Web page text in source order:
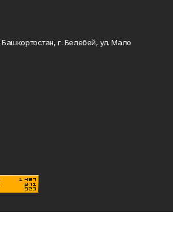
г. Белебей, ул. Мало